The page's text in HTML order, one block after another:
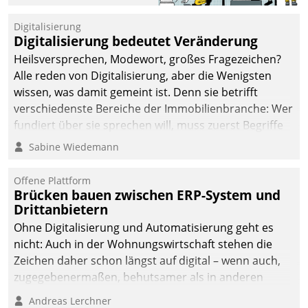
Jahresbeginn eine
Überblick, Einsicht und
Eingriff bietende Lösung.
Zur Entwicklung setzte
man auf
Cloudtechnologie,
bewährte und Startup-
agile Projektmethoden.
Digitalisierung
Digitalisierung bedeutet Veränderung
Heilsversprechen, Modewort, großes Fragezeichen?
Alle reden von Digitalisierung, aber die Wenigsten
wissen, was damit gemeint ist. Denn sie betrifft
verschiedenste Bereiche der Immobilienbranche: Wer
fundiert über sie sprechen will, muss zuerst Begriffe
klären. Ein Aspekt ist die betriebliche Optimierung:
Einsparungen durch optimierte und automatisierte
Prozesse. Doch man darf nicht zu viel erwarten: Allein
mit der Einführung einer neuen Software ist es nicht
getan. Die Digitalisierung erfordert von Unternehmen
die Bereitschaft, sich zu überprüfen, zu hinterfragen
und zu verändern.
Sabine Wiedemann
Offene Plattform
Brücken bauen zwischen ERP-System und
Drittanbietern
Ohne Digitalisierung und Automatisierung geht es
nicht: Auch in der Wohnungswirtschaft stehen die
Zeichen daher schon längst auf digital – wenn auch,
zugegebenermaßen, behutsamer als in anderen
Branchen.
Andreas Lerchner